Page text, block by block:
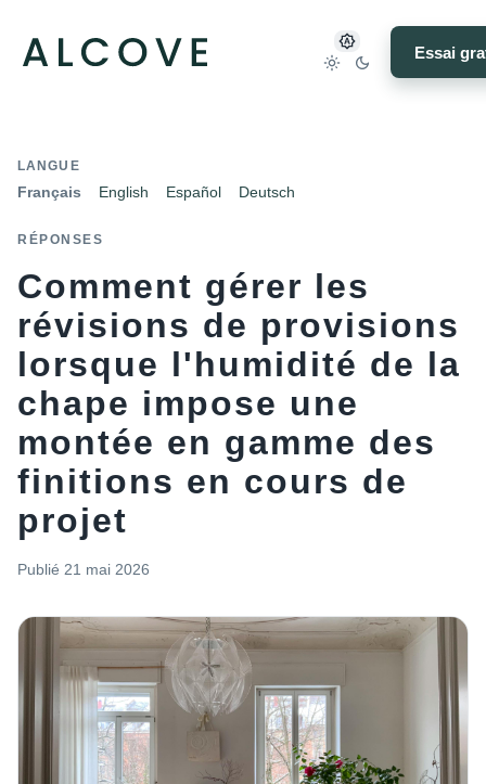
Essai
LANGUE
Français English Español Deutsch
RÉPONSES
Comment gérer les
révisions de provisions
lorsque l'humidité de la
chape impose une
montée en gamme des
finitions en cours de
projet
Publié 21 mai 2026